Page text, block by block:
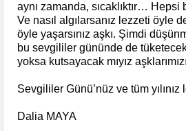
aynı zamanda, sıcaklıktır… Hepsi
Ve nasıl algılarsanız lezzeti öyle
öyle yaşarsınız aşkı. Şimdi
bu sevgililer gününde de
yoksa kutsayacak mıyız
Sevgililer Günü’nüz ve tüm
Dalia MAYA